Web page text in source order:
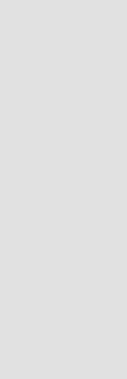
d'affaire est